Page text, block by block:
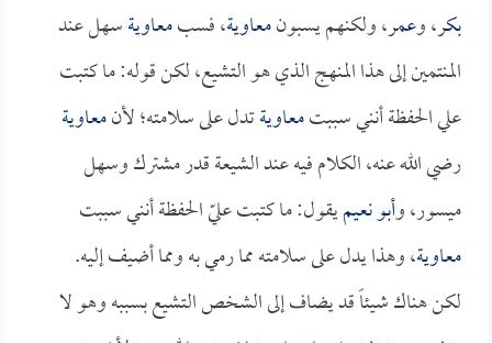
بكر، وعمر، ولكنهم يسبونمعاوية، فسبمعاويةسهل عند
المنتمين إلى هذا المنهج الذي هو التشيع، لكن قوله: ما كتبت
علي الحفظة أنني سببتمعاويةتدل على سلامته؛ لأنمعاوية
رضي الله عنه، الكلام فيه عند الشيعة قدر مشترك وسهل
ميسور، وأبو نعيميقول: ما كتبت عليّ الحفظة أنني سببت
معاوية، وهذا يدل على سلامته مما رمي به ومما أضيف إليه.
لكن هناك شيئاً قد يضاف إلى الشخص التشيع بسببه وهو لا